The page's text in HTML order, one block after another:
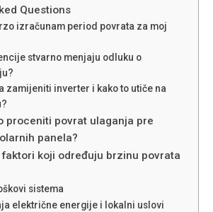
Questions
izračunam period povrata za moj
stvarno menjaju odluku o
zamijeniti inverter i kako to utiče na
proceniti povrat ulaganja pre
panela?
koji određuju brzinu povrata
sistema
električne energije i lokalni uslovi